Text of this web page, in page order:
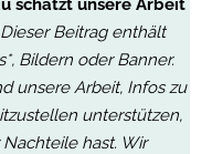
schätzt unsere Arbeit
Dieser Beitrag enthält
Bildern oder Banner.
unsere Arbeit, Infos zu
unterstützen,
hast. Wir